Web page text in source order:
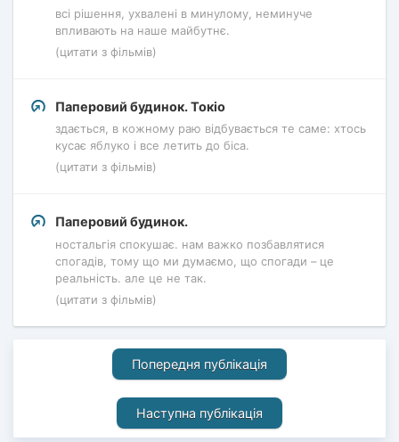
всі рішення, ухвалені в минулому, неминуче
впливають на наше майбутнє.
(цитати з фільмів)
Паперовий будинок. Токіо
здається, в кожному раю відбувається те саме: хтось
кусає яблуко і все летить до біса.
(цитати з фільмів)
Паперовий будинок.
ностальгія спокушає. нам важко позбавлятися
спогадів, тому що ми думаємо, що спогади – це
реальність. але це не так.
(цитати з фільмів)
Попередня публікація
Наступна публікація